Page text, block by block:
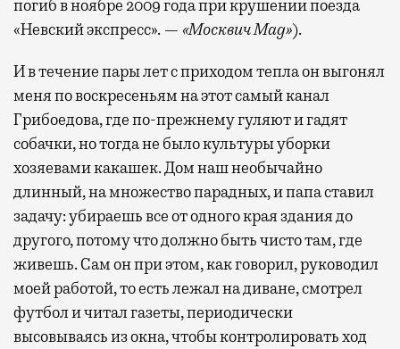
погиб в ноябре 2009 года при крушении поезда
«Невский экспресс». — «Москвич Mag»).
И в течение пары лет с приходом тепла он выгонял
меня по воскресеньям на этот самый канал
Грибоедова, где по-прежнему гуляют и гадят
собачки, но тогда не было культуры уборки
хозяевами какашек. Дом наш необычайно
длинный, на множество парадных, и папа ставил
задачу: убираешь все от одного края здания до
другого, потому что должно быть чисто там, где
живешь. Сам он при этом, как говорил, руководил
моей работой, то есть лежал на диване, смотрел
футбол и читал газеты, периодически
высовываясь из окна, чтобы контролировать ход